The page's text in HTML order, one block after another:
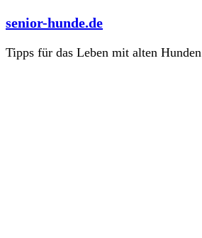
Zum
springen
senior-hunde.de
Tipps für das Leben mit alten Hunden